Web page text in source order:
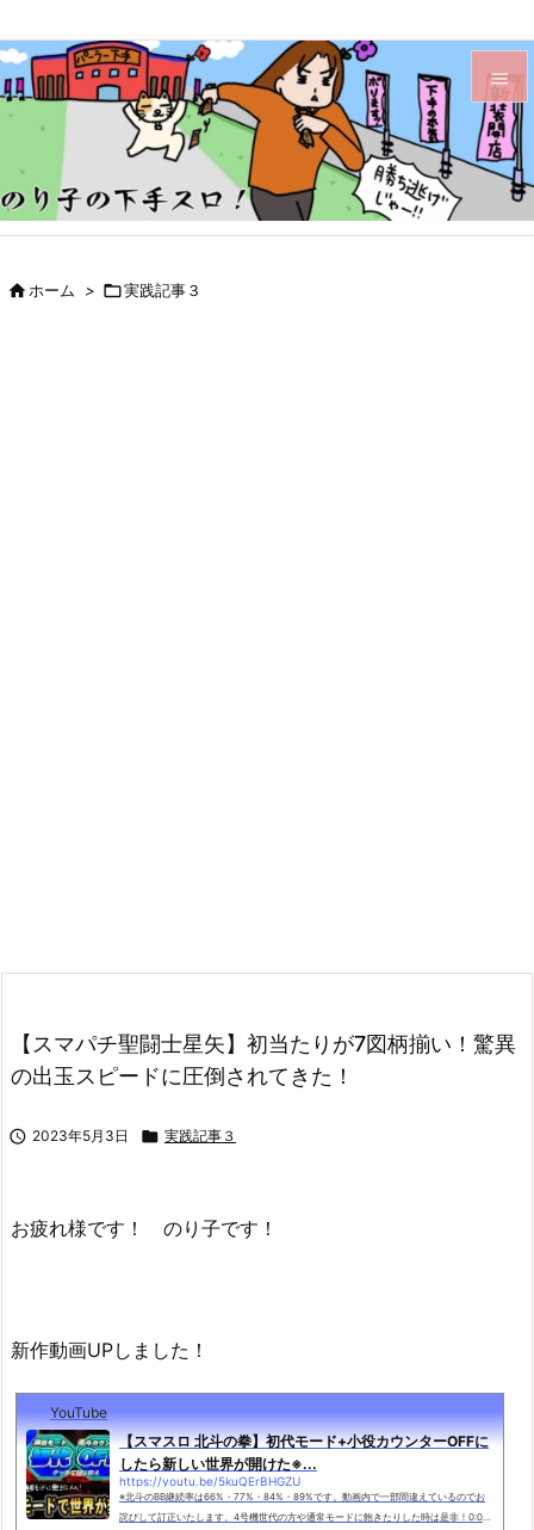


メニュ

サイド
ホーム > 実践記事３
【スマパチ聖闘士星矢】初当たりが7図柄揃い！驚異
の出玉スピードに圧倒されてきた！
 2023年5月3日  実践記事３
お疲れ様です！ のり子です！
新作動画UPしました！
YouTube
【スマスロ 北斗の拳】初代モード+小役カウンターOFFに
したら新しい世界が開けた※...
https://youtu.be/5kuQErBHGZU
※北斗のBB継続率は66%・77%・84%・89%です。動画内で一部間違えているのでお
詫びして訂正いたします。4号機世代の方や通常モードに飽きたりした時は是非！0:00